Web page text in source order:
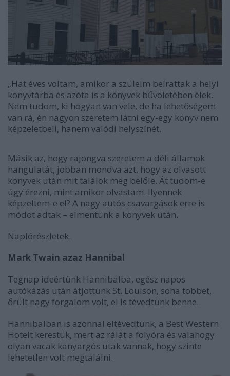
„Hat éves voltam, amikor a szüleim beírattak a helyi
könyvtárba és azóta is a könyvek bűvöletében élek.
Nem tudom, ki hogyan van vele, de ha lehetőségem
van rá, én nagyon szeretem látni egy-egy könyv nem
képzeletbeli, hanem valódi helyszínét.
Másik az, hogy rajongva szeretem a déli államok
hangulatát, jobban mondva azt, hogy az olvasott
könyvek után mit találok meg belőle. Át tudom-e
úgy érezni, mint amikor olvastam. Ilyennek
képzeltem-e el? A nagy autós csavargások erre is
módot adtak – elmentünk a könyvek után.
Naplórészletek.
Mark Twain azaz Hannibal
Tegnap ideértünk Hannibalba, egész napos
autókázás után átjöttünk St. Louison, soha többet,
őrült nagy forgalom volt, el is tévedtünk benne.
Hannibalban is azonnal eltévedtünk, a Best Western
Hotelt kerestük, mert az rálát a folyóra és valahogy
olyan vacak kanyargós utak vannak, hogy szinte
lehetetlen volt megtalálni.